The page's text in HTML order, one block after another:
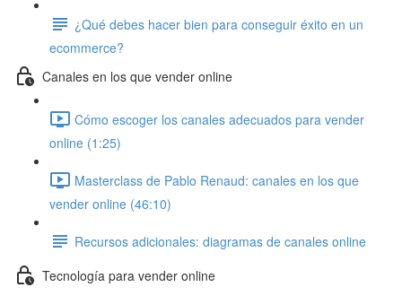
¿Qué debes hacer bien para conseguir éxito en un
ecommerce?
Canales en los que vender online
Cómo escoger los canales adecuados para vender
online (1:25)
Masterclass de Pablo Renaud: canales en los que
vender online (46:10)
Recursos adicionales: diagramas de canales online
Tecnología para vender online